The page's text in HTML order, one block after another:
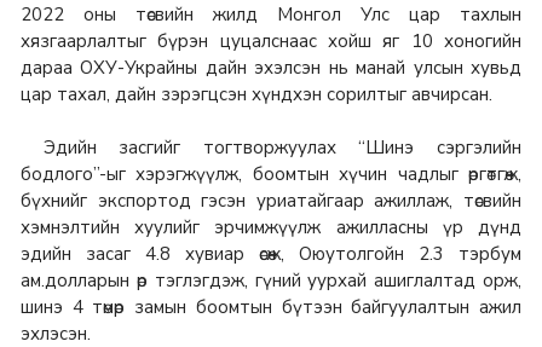
2022 оны төсвийн жилд Монгол Улс цар тахлын
хязгаарлалтыг бүрэн цуцалснаас хойш яг 10 хоногийн
дараа ОХУ-Украйны дайн эхэлсэн нь манай улсын хувьд
цар тахал, дайн зэрэгцсэн хүндхэн сорилтыг авчирсан.
Эдийн засгийг тогтворжуулах “Шинэ сэргэлийн
бодлого”-ыг хэрэгжүүлж, боомтын хүчин чадлыг өргөтгөж,
бүхнийг экспортод гэсэн уриатайгаар ажиллаж, төсвийн
хэмнэлтийн хуулийг эрчимжүүлж ажилласны үр дүнд
эдийн засаг 4.8 хувиар өсөж, Оюутолгойн 2.3 тэрбум
ам.долларын өр тэглэгдэж, гүний уурхай ашиглалтад орж,
шинэ 4 төмөр замын боомтын бүтээн байгуулалтын ажил
эхлэсэн.